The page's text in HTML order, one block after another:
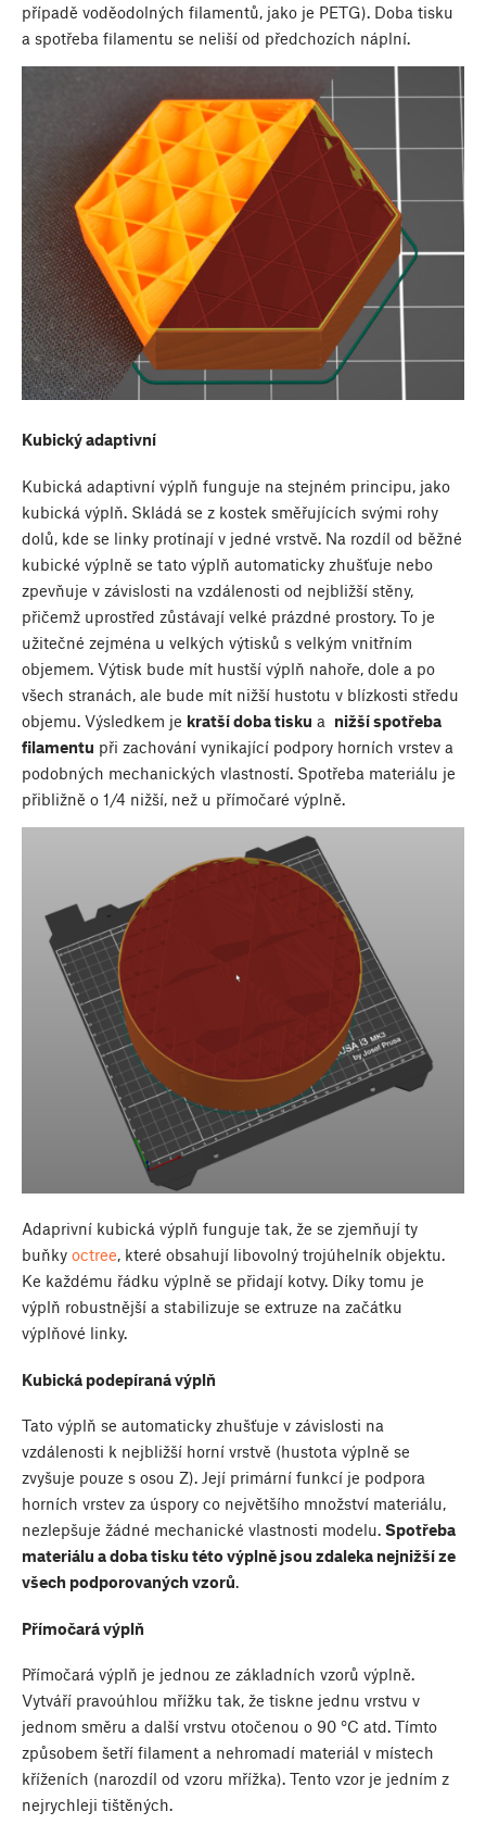
případě voděodolných filamentů, jako je PETG). Doba tisku
a spotřeba filamentu se neliší od předchozích náplní.
Kubický adaptivní
Kubická adaptivní výplň funguje na stejném principu, jako
kubická výplň. Skládá se z kostek směřujících svými rohy
dolů, kde se linky protínají v jedné vrstvě. Na rozdíl od běžné
kubické výplně se tato výplň automaticky zhušťuje nebo
zpevňuje v závislosti na vzdálenosti od nejbližší stěny,
přičemž uprostřed zůstávají velké prázdné prostory. To je
užitečné zejména u velkých výtisků s velkým vnitřním
objemem. Výtisk bude mít hustší výplň nahoře, dole a po
všech stranách, ale bude mít nižší hustotu v blízkosti středu
objemu. Výsledkem je kratší doba tisku a nižší spotřeba
filamentu při zachování vynikající podpory horních vrstev a
podobných mechanických vlastností. Spotřeba materiálu je
přibližně o 1/4 nižší, než u přímočaré výplně.
Adaprivní kubická výplň funguje tak, že se zjemňují ty
buňky octree, které obsahují libovolný trojúhelník objektu.
Ke každému řádku výplně se přidají kotvy. Díky tomu je
výplň robustnější a stabilizuje se extruze na začátku
výplňové linky.
Kubická podepíraná výplň
Tato výplň se automaticky zhušťuje v závislosti na
vzdálenosti k nejbližší horní vrstvě (hustota výplně se
zvyšuje pouze s osou Z). Její primární funkcí je podpora
horních vrstev za úspory co největšího množství materiálu,
nezlepšuje žádné mechanické vlastnosti modelu. Spotřeba
materiálu a doba tisku této výplně jsou zdaleka nejnižší ze
všech podporovaných vzorů.
Přímočará výplň
Přímočará výplň je jednou ze základních vzorů výplně.
Vytváří pravoúhlou mřížku tak, že tiskne jednu vrstvu v
jednom směru a další vrstvu otočenou o 90 °C atd. Tímto
způsobem šetří filament a nehromadí materiál v místech
kříženích (narozdíl od vzoru mřížka). Tento vzor je jedním z
nejrychleji tištěných.